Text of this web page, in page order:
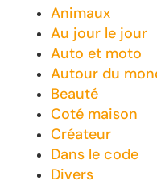
Animaux
Au jour le jour
Auto et moto
Autour du
Beauté
Coté maison
Créateur
Dans le code
Divers